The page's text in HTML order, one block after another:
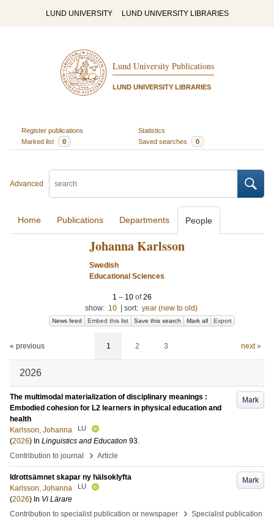
LUND UNIVERSITY LUND UNIVERSITY LIBRARIES
Lund University Publications
LUND UNIVERSITY LIBRARIES
Register publications
Statistics
Marked list
0 Saved searches 0
Advanced
Home Publications Departments People
Johanna Karlsson
Swedish
Educational Sciences
1 – 10 of26
show: 10 sort: year (new to old)
News feed Embed this list Save this search Mark all Export
« previous 1 2 3 next »
2026
Mark
The multimodal materialization of disciplinary meanings :
Embodied cohesion for L2 learners in physical education and
health
Karlsson, Johanna
LU
(2026) In Linguistics and Education 93.
Contribution to journal
› Article
Mark
Idrottsämnet skapar ny hälsoklyfta
Karlsson, Johanna
LU
(2026) In Vi Lärare
Contribution to specialist publication or newspaper
› Specialist publication